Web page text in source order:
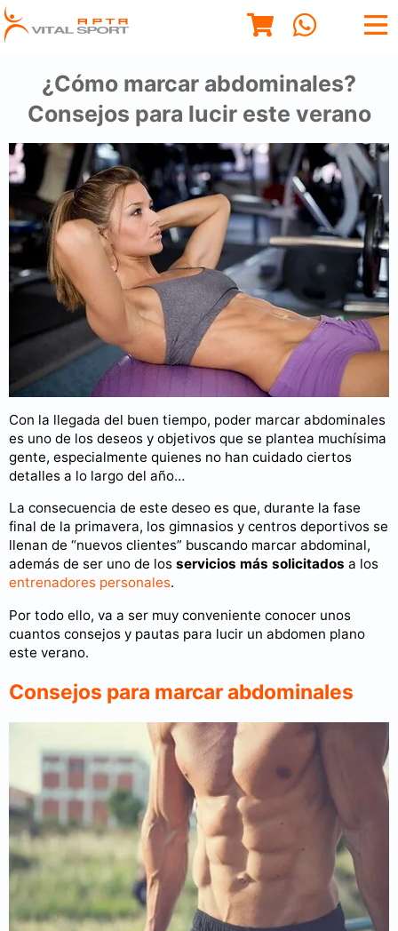
¿Cómo marcar abdominales?
Consejos para lucir este verano
Con la llegada del buen tiempo, poder marcar abdominales
es uno de los deseos y objetivos que se plantea muchísima
gente, especialmente quienes no han cuidado ciertos
detalles a lo largo del año…
La consecuencia de este deseo es que, durante la fase
final de la primavera, los gimnasios y centros deportivos se
llenan de “nuevos clientes” buscando marcar abdominal,
además de ser uno de los servicios más solicitados a los
entrenadores personales.
Por todo ello, va a ser muy conveniente conocer unos
cuantos consejos y pautas para lucir un abdomen plano
este verano.
Consejos para marcar abdominales